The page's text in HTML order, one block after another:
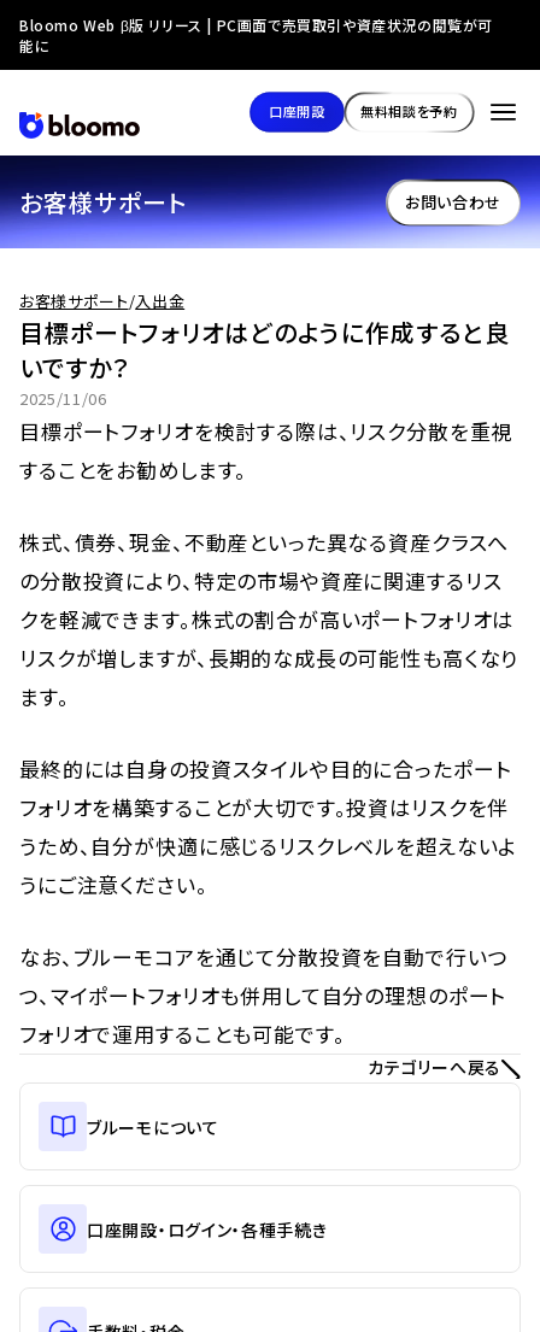
お客様サポート お問い合わせ
お客様サポート/入出金
目標ポートフォリオはどのように作成すると良
いですか？
2025/11/06
目標ポートフォリオを検討する際は、リスク分散を重視
することをお勧めします。
株式、債券、現金、不動産といった異なる資産クラスへ
の分散投資により、特定の市場や資産に関連するリス
クを軽減できます。株式の割合が高いポートフォリオは
リスクが増しますが、長期的な成長の可能性も高くなり
ます。
最終的には自身の投資スタイルや目的に合ったポート
フォリオを構築することが大切です。投資はリスクを伴
うため、自分が快適に感じるリスクレベルを超えないよ
うにご注意ください。
なお、ブルーモコアを通じて分散投資を自動で行いつ
つ、マイポートフォリオも併用して自分の理想のポート
フォリオで運用することも可能です。
カテゴリーへ戻る
ブルーモについて
口座開設・ログイン・各種手続き
Bloomo Web β版 リリース | PC画面で売買取引や資産状況の閲覧が可
能に
口座開設 無料相談を予約